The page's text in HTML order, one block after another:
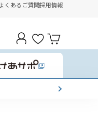
くあるご質問採用情報